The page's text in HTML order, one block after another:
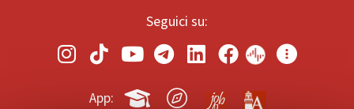
Seguici su:
App: